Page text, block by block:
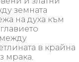
земната
на духа към
между
в крайна
мрака.